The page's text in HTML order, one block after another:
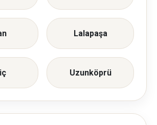
Lalapaşa
Uzunköprü